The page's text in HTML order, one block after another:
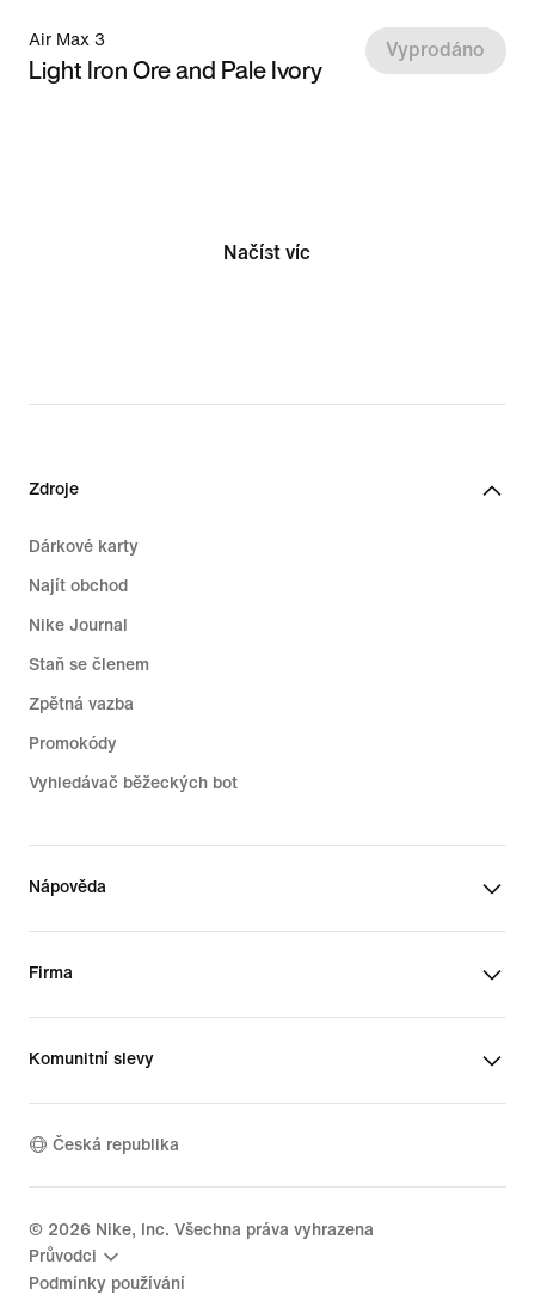
Air Max 3
Light Iron Ore and Pale Ivory
Vyprodáno
Načíst víc
Zdroje
Dárkové karty
Najít obchod
Nike Journal
Staň se členem
Zpětná vazba
Promokódy
Vyhledávač běžeckých bot
Nápověda
Firma
Komunitní slevy
Česká republika
© 2026 Nike, Inc. Všechna práva vyhrazena
Průvodci
Podmínky používání